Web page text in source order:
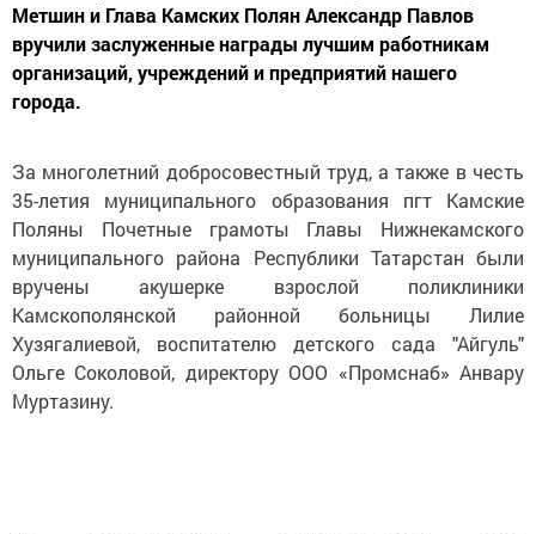
Метшин и Глава Камских Полян Александр Павлов
вручили заслуженные награды лучшим работникам
организаций, учреждений и предприятий нашего
города.
За многолетний добросовестный труд, а также в честь
35-летия муниципального образования пгт Камские
Поляны Почетные грамоты Главы Нижнекамского
муниципального района Республики Татарстан были
вручены акушерке взрослой поликлиники
Камскополянской районной больницы Лилие
Хузягалиевой, воспитателю детского сада "Айгуль"
Ольге Соколовой, директору ООО «Промснаб» Анвару
Муртазину.